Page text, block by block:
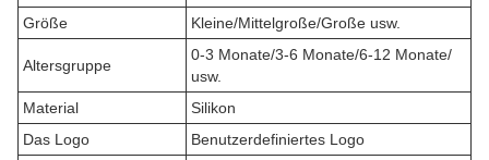
Größe
Kleine/Mittelgroße/Große usw.
Altersgruppe
0-3 Monate/3-6 Monate/6-12 Monate/
usw.
Material
Silikon
Das Logo
Benutzerdefiniertes Logo